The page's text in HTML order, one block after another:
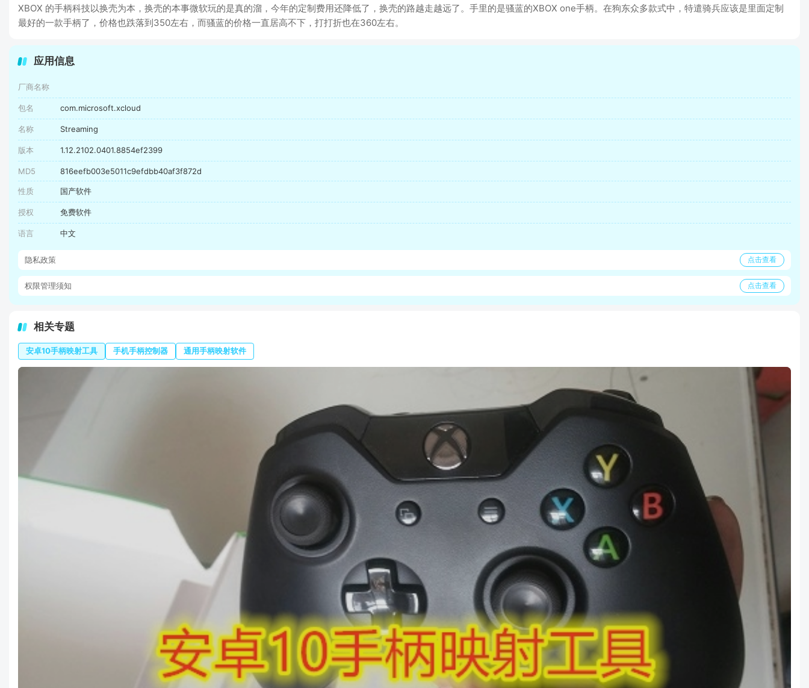
XBOX 的手柄科技以换壳为本，换壳的本事微软玩的是真的溜，今年的定制费用还降低了，换壳的路越走越远了。手里的是骚蓝的XBOX one手柄。在狗东众多款式中，特遣骑兵应该是里面定制
最好的一款手柄了，价格也跌落到350左右，而骚蓝的价格一直居高不下，打打折也在360左右。
应用信息
厂商名称
包名 com.microsoft.xcloud
名称 Streaming
版本 1.12.2102.0401.8854ef2399
MD5 816eefb003e5011c9efdbb40af3f872d
性质 国产软件
授权 免费软件
语言 中文
隐私政策 点击查看
权限管理须知 点击查看
相关专题
安卓10手柄映射工具 手机手柄控制器 通用手柄映射软件